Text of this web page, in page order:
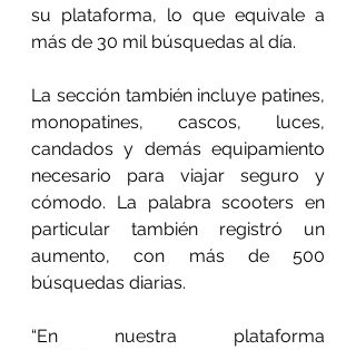
su plataforma, lo que equivale a
más de 30 mil búsquedas al día.
La sección también incluye patines,
monopatines, cascos, luces,
candados y demás equipamiento
necesario para viajar seguro y
cómodo. La palabra scooters en
particular también registró un
aumento, con más de 500
búsquedas diarias.
“En nuestra plataforma